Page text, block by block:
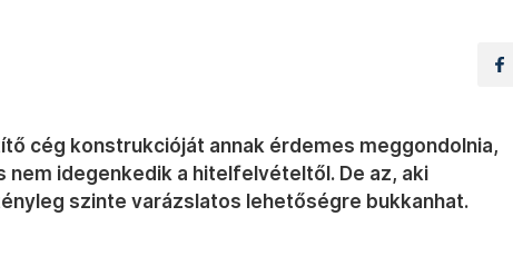
cég konstrukcióját annak érdemes meggondolnia,
idegenkedik a hitelfelvételtől. De az, aki
szinte varázslatos lehetőségre bukkanhat.